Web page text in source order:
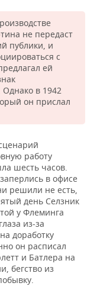
не передаст
публики, и
с
ей
Однако в 1942
он прислал
работу
шесть часов.
в офисе
решили не есть,
день Селзник
у Флеминга
из-за
доработку
он расписал
и Батлера на
бегство из